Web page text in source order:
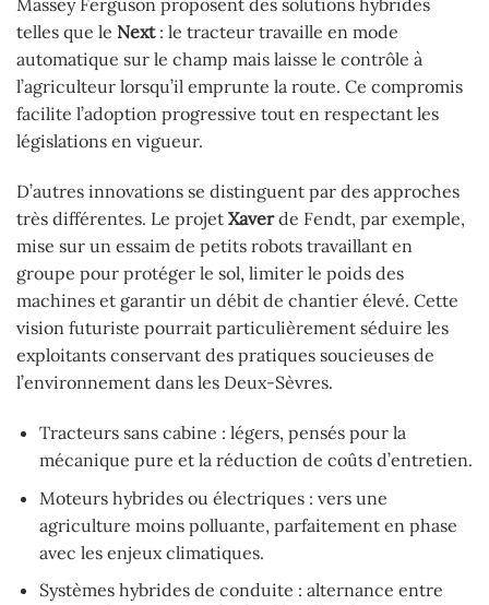
Massey Ferguson proposent des solutions hybrides
telles que le Next: le tracteur travaille en mode
automatique sur le champ mais laisse le contrôle à
l’agriculteur lorsqu’il emprunte la route. Ce compromis
facilite l’adoption progressive tout en respectant les
législations en vigueur.
D’autres innovations se distinguent par des approches
très différentes. Le projet Xaverde Fendt, par exemple,
mise sur un essaim de petits robots travaillant en
groupe pour protéger le sol, limiter le poids des
machines et garantir un débit de chantier élevé. Cette
vision futuriste pourrait particulièrement séduire les
exploitants conservant des pratiques soucieuses de
l’environnement dans les Deux-Sèvres.
Tracteurs sans cabine : légers, pensés pour la
mécanique pure et la réduction de coûts d’entretien.
Moteurs hybrides ou électriques : vers une
agriculture moins polluante, parfaitement en phase
avec les enjeux climatiques.
Systèmes hybrides de conduite : alternance entre